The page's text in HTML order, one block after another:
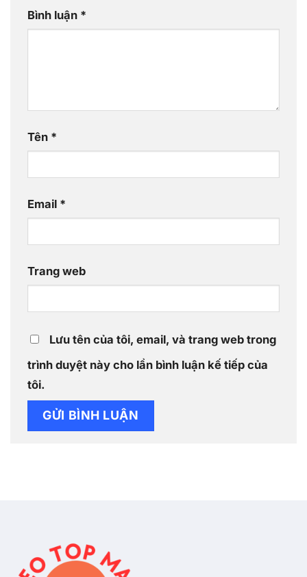
Bình luận *
Tên *
Email *
Trang web
Lưu tên của tôi, email, và trang web trong
trình duyệt này cho lần bình luận kế tiếp của
tôi.